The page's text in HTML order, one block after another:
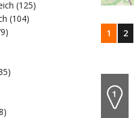
1 2
(125)
(104)